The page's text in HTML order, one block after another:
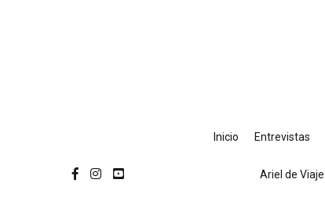
Inicio Entrevistas
Ariel de Viaje